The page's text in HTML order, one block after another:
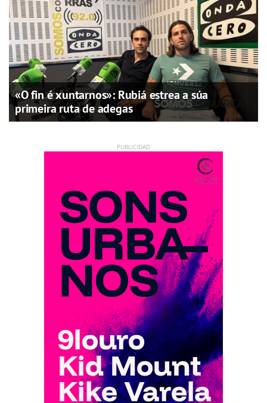
«O fin é xuntarnos»: Rubiá estrea a súa
primeira ruta de adegas